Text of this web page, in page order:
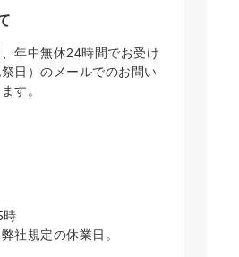
年中無休24時間でお受け
日）のメールでのお問い
す。
時
社規定の休業日。